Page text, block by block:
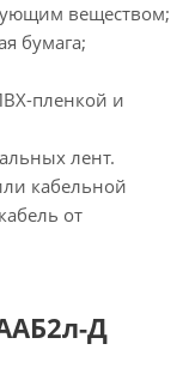
веществом;
бумага;
пленкой и
лент.
кабельной
от
Д